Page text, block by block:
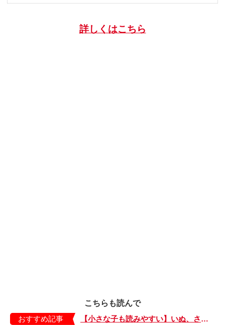
詳しくはこちら
こちらも読んで
おすすめ記事
【小さな子も読みやすい】いぬ、さる、うさぎ、ゴリラにあひる…動物たちのまねっこできるかな？『まねまねっこ』発売中！